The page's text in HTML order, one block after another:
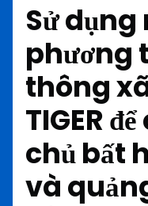
Sử dụng
phương
thông
TIGER
chủ bất
và